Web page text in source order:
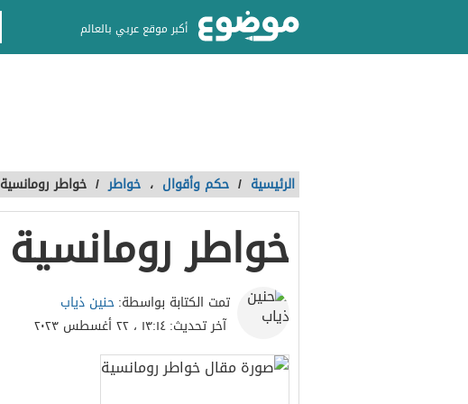
أكبر موقع عربي بالعالم
الرئيسية / حكم وأقوال ، خواطر / خواطر رومانسية
خواطر رومانسية
تمت الكتابة بواسطة:حنين ذياب
آخر تحديث:١٣:١٤ ، ٢٢ أغسطس ٢٠٢٣